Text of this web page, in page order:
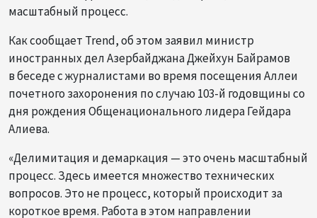
масштабный процесс.
Как сообщает Trend, об этом заявил министр
иностранных дел Азербайджана Джейхун Байрамов
в беседе с журналистами во время посещения Аллеи
почетного захоронения по случаю 103-й годовщины со
дня рождения Общенационального лидера Гейдара
Алиева.
«Делимитация и демаркация — это очень масштабный
процесс. Здесь имеется множество технических
вопросов. Это не процесс, который происходит за
короткое время. Работа в этом направлении